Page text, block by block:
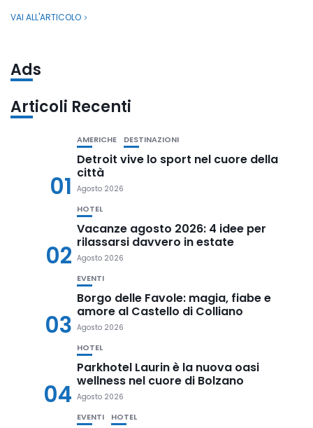
VAI ALL'ARTICOLO
Ads
Articoli Recenti
01
AMERICHE DESTINAZIONI
Detroit vive lo sport nel cuore della
città
Agosto 2026
02
HOTEL
Vacanze agosto 2026: 4 idee per
rilassarsi davvero in estate
Agosto 2026
03
EVENTI
Borgo delle Favole: magia, fiabe e
amore al Castello di Colliano
Agosto 2026
04
HOTEL
Parkhotel Laurin è la nuova oasi
wellness nel cuore di Bolzano
Agosto 2026
EVENTI HOTEL